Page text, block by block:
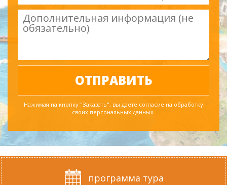
Нажимая на кнопку "Заказать", вы даете согласие на обработку
своих персональных данных.
программа тура